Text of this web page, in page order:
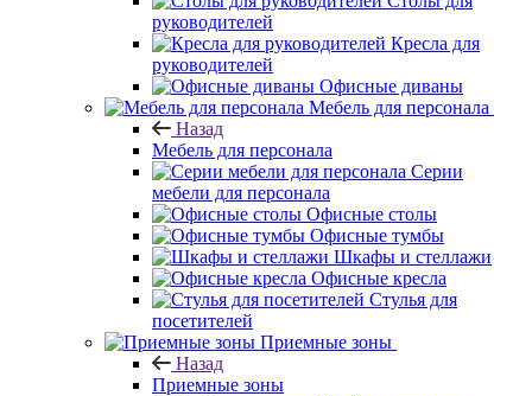
руководителей
Кресла для
руководителей
Офисные диваны
Мебель для персонала
Назад
Мебель для персонала
Серии
мебели для персонала
Офисные столы
Офисные тумбы
Шкафы и стеллажи
Офисные кресла
Стулья для
посетителей
Приемные зоны
Назад
Приемные зоны